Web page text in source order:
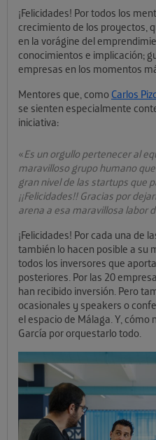
¡Felicidades! Por todos los
crecimiento de los proyectos,
en la vorágine del
conocimientos e implicación;
empresas en los momentos
Mentores que, como Carlos
se sienten especialmente
iniciativa:
«Es un orgullo pertenecer al
maravilloso grupo humano
gran nivel de las startups que
¡¡Felicidades!! Gracias por
arena a esa maravillosa labor
¡Felicidades! Por cada una de
también lo hacen posible a su
todos los inversores que
posteriores. Por las 20
han recibido inversión. Pero
ocasionales y speakers o
el espacio de Málaga. Y, cómo
García por orquestarlo todo.